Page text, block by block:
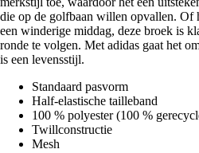
die op de golfbaan willen opvallen. Of
een winderige middag, deze broek is
ronde te volgen. Met adidas gaat het
is een levensstijl.
Standaard pasvorm
Half-elastische tailleband
100 % polyester (100 %
Twillconstructie
Mesh